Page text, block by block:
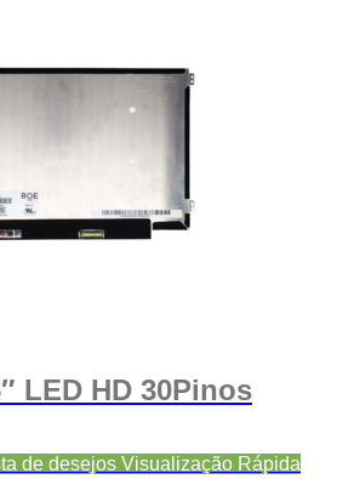
LED HD 30Pinos
de desejos Visualização Rápida